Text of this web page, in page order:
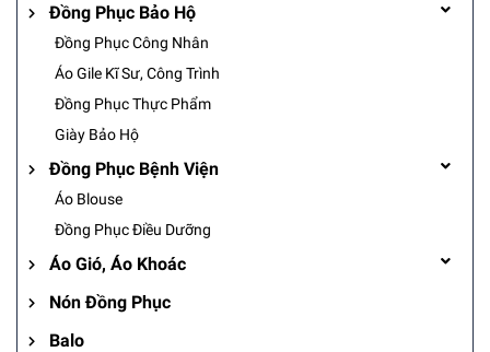
Đồng Phục Bảo Hộ
Đồng Phục Công Nhân
Áo Gile Kĩ Sư, Công Trình
Đồng Phục Thực Phẩm
Giày Bảo Hộ
Đồng Phục Bệnh Viện
Áo Blouse
Đồng Phục Điều Dưỡng
Áo Gió, Áo Khoác
Nón Đồng Phục
Balo